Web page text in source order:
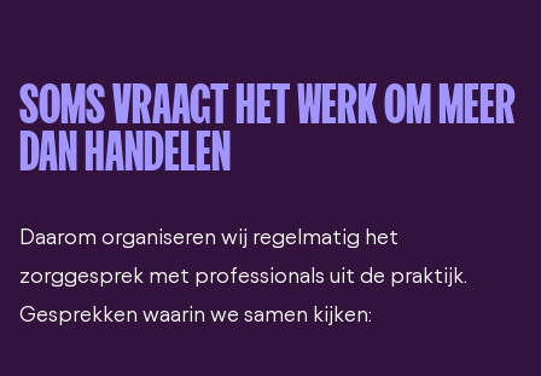
SOMS VRAAGT HET WERK OM MEER
DAN HANDELEN
Daarom organiseren wij regelmatig het
zorggesprek met professionals uit de praktijk.
Gesprekken waarin we samen kijken: